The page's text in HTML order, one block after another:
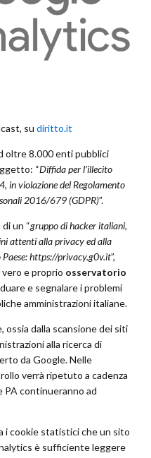
su diritto.it
oltre 8.000 enti pubblici
“Diffida per l’illecito
in violazione del Regolamento
2016/679 (GDPR)”.
un “gruppo di hacker italiani,
attenti alla privacy ed alla
https://privacy.g0v.it”,
e proprio osservatorio
e segnalare i problemi
amministrazioni italiane.
ossia dalla scansione dei siti
alla ricerca di
da Google. Nelle
verrà ripetuto a cadenza
PA continueranno ad
i cookie statistici che un sito
è sufficiente leggere